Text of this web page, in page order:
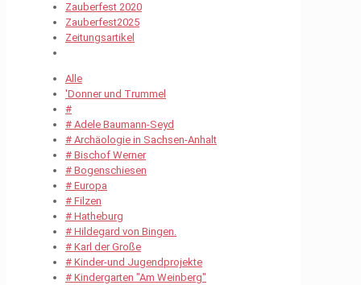
Zauberfest 2020
Zauberfest2025
Zeitungsartikel
Alle
'Donner und Trummel
#
# Adele Baumann-Seyd
# Archäologie in Sachsen-Anhalt
# Bischof Werner
# Bogenschiesen
# Europa
# Filzen
# Hatheburg
# Hildegard von Bingen.
# Karl der Große
# Kinder-und Jugendprojekte
# Kindergarten "Am Weinberg"